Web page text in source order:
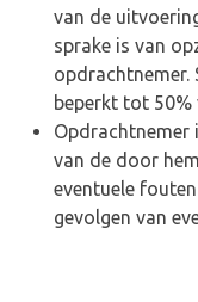
van de
sprake is van
opdrachtnemer.
beperkt tot
Opdrachtnemer
van de door
eventuele
gevolgen van